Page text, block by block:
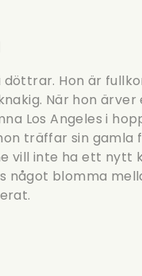
döttrar. Hon är
När hon ärver
Los Angeles i
träffar sin gamla
vill inte ha ett nytt
något blomma